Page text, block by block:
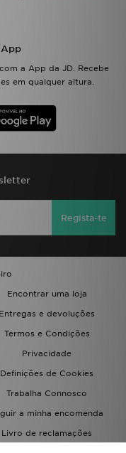
App
a App da JD. Recebe
em qualquer altura.
Regista-te
Encontrar uma loja
Entregas e devoluções
Termos e Condições
Privacidade
Definições de Cookies
Trabalha Connosco
a minha encomenda
Livro de reclamações